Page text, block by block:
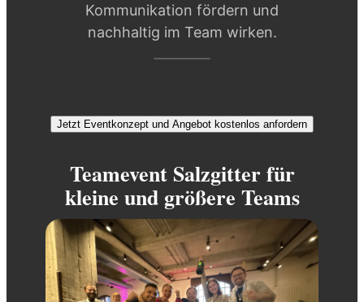
Kommunikation fördern und
nachhaltig im Team wirken.
Jetzt Eventkonzept und Angebot kostenlos anfordern
Teamevent Salzgitter für
kleine und größere Teams